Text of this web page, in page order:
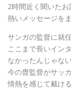
2時間近く聞いたお
熱いメッセージを
サンガの監督に就
ここまで長いイン
なかったんじゃな
今の曺監督がサッ
情熱を感じて戴け